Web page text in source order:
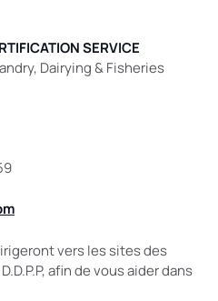
SERVICE
Dairying & Fisheries
vers les sites des
afin de vous aider dans